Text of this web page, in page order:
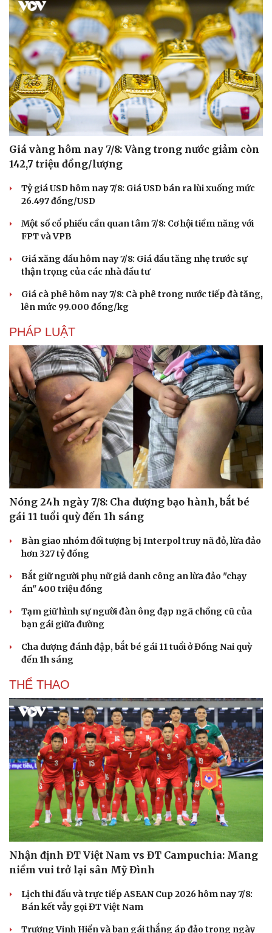
Văn hóa
Sân khấu - Điện ảnh
Âm nhạc
Di sản
Nghệ sĩ
Sao Việt
Giá vàng hôm nay 7/8: Vàng trong nước giảm còn
142,7 triệu đồng/lượng
Tỷ giá USD hôm nay 7/8: Giá USD bán ra lùi xuống mức
26.497 đồng/USD
Một số cổ phiếu cần quan tâm 7/8: Cơ hội tiềm năng với
FPT và VPB
Giá xăng dầu hôm nay 7/8: Giá dầu tăng nhẹ trước sự
thận trọng của các nhà đầu tư
Giá cà phê hôm nay 7/8: Cà phê trong nước tiếp đà tăng,
lên mức 99.000 đồng/kg
PHÁP LUẬT
Nóng 24h ngày 7/8: Cha dượng bạo hành, bắt bé
gái 11 tuổi quỳ đến 1h sáng
Bàn giao nhóm đối tượng bị Interpol truy nã đỏ, lừa đảo
hơn 327 tỷ đồng
Bắt giữ người phụ nữ giả danh công an lừa đảo "chạy
án" 400 triệu đồng
Tạm giữ hình sự người đàn ông đạp ngã chồng cũ của
bạn gái giữa đường
Cha dượng đánh đập, bắt bé gái 11 tuổi ở Đồng Nai quỳ
đến 1h sáng
THỂ THAO
Nhận định ĐT Việt Nam vs ĐT Campuchia: Mang
niềm vui trở lại sân Mỹ Đình
Lịch thi đấu và trực tiếp ASEAN Cup 2026 hôm nay 7/8:
Bán kết vẫy gọi ĐT Việt Nam
Trương Vinh Hiển và bạn gái thắng áp đảo trong ngày